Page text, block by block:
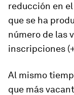
reducción en
que se ha
número de las
inscripciones
Al mismo
que más